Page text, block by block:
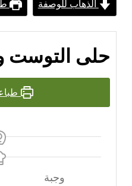
الذهاب للوصفة
حلى التوست
وجبة